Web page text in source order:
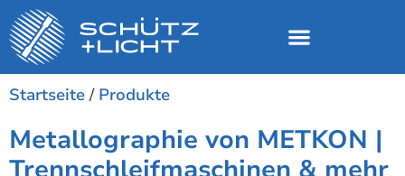
Startseite/ Produkte
Metallographie von METKON |